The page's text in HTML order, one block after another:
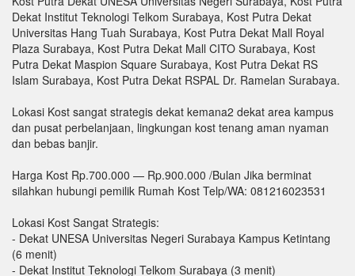
Dekat Institut Teknologi Telkom Surabaya, Kost Putra Dekat
Universitas Hang Tuah Surabaya, Kost Putra Dekat Mall Royal
Plaza Surabaya, Kost Putra Dekat Mall CITO Surabaya, Kost
Putra Dekat Maspion Square Surabaya, Kost Putra Dekat RS
Islam Surabaya, Kost Putra Dekat RSPAL Dr. Ramelan Surabaya.
Lokasi Kost sangat strategis dekat kemana2 dekat area kampus
dan pusat perbelanjaan, lingkungan kost tenang aman nyaman
dan bebas banjir.
Harga Kost Rp.700.000 — Rp.900.000 /Bulan Jika berminat
silahkan hubungi pemilik Rumah Kost Telp/WA: 081216023531
Lokasi Kost Sangat Strategis:
- Dekat UNESA Universitas Negeri Surabaya Kampus Ketintang
(6 menit)
- Dekat Institut Teknologi Telkom Surabaya (3 menit)